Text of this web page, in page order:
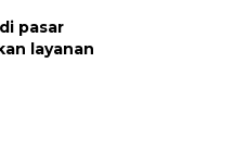
pasar
layanan